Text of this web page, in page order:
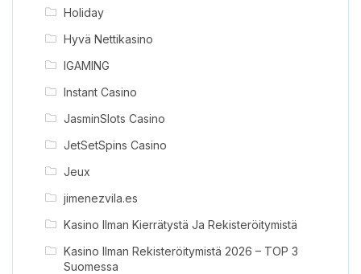
Holiday
Hyvä Nettikasino
IGAMING
Instant Casino
JasminSlots Casino
JetSetSpins Casino
Jeux
jimenezvila.es
Kasino Ilman Kierrätystä Ja Rekisteröitymistä
Kasino Ilman Rekisteröitymistä 2026 – TOP 3
Suomessa